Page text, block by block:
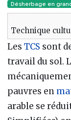
Désherbage en
Technique
Les TCS sont
travail du sol.
pauvres en
arable se